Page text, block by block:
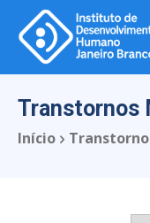
Transtornos
Início